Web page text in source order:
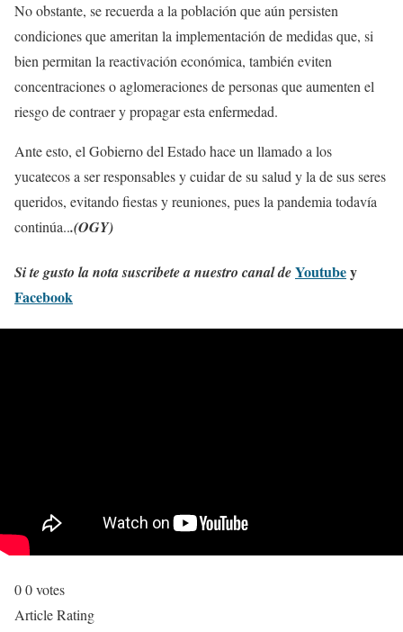
No obstante, se recuerda a la población que aún persisten
condiciones que ameritan la implementación de medidas que, si
bien permitan la reactivación económica, también eviten
concentraciones o aglomeraciones de personas que aumenten el
riesgo de contraer y propagar esta enfermedad.
Ante esto, el Gobierno del Estado hace un llamado a los
yucatecos a ser responsables y cuidar de su salud y la de sus seres
queridos, evitando fiestas y reuniones, pues la pandemia todavía
continúa...(OGY)
Si te gusto la nota suscribete a nuestro canal deYoutubey
Facebook
00votes
Article Rating